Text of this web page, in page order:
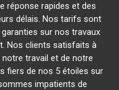
réponse rapides et des
délais. Nos tarifs sont
sur nos travaux
Nos clients satisfaits à
travail et de notre
fiers de nos 5 étoiles sur
impatients de